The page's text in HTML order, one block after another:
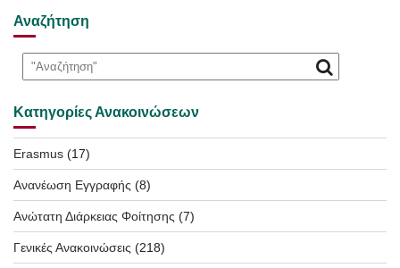
Αναζήτηση
Κατηγορίες Ανακοινώσεων
Erasmus (17)
Ανανέωση Εγγραφής (8)
Ανώτατη Διάρκειας Φοίτησης (7)
Γενικές Ανακοινώσεις (218)